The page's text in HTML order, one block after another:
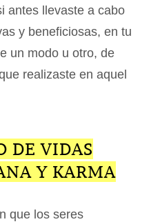
antes llevaste a cabo
y beneficiosas, en tu
un modo u otro, de
realizaste en aquel
DE VIDAS
Y KARMA
que los seres